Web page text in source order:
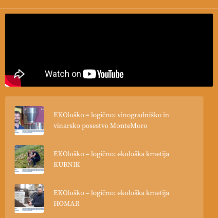
kmetijsko in podjetniško zgodbo.
VEČ
[EKOloško = LOGIČNO ]
Ekološka vina so vse bolj iskana
doma in v tujini
[EKOloško = LOGIČNO
kmetijstva in uspešno prenovo kmetij
. VEČ
https://t.co/RRn8unbwXp @EUAgri #IMCAP #CAP
https://t.co/mnLHFv2VuP
[EKOloško = LOGIČNO
EKOloško = logično: vinogradniško in
vinarsko posestvo MonteMoro
EKOloško = logično: ekološka kmetija
KURNIK
EKOloško = logično: ekološka kmetija
HOMAR